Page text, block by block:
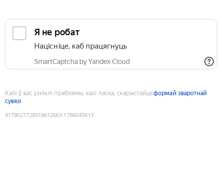
Я не робат
Націсніце, каб працягнуць
SmartCaptcha by Yandex Cloud
Калі ў вас узніклі праблемы, калі ласка, скарыстайцеформай зваротнай
сувязі
9179027728018612663:1786045613